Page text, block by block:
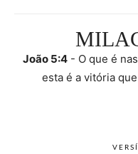
João 5:4- O que é
esta é a vitória